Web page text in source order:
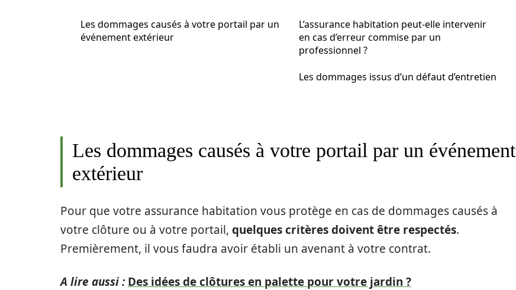
Les dommages causés à votre portail par un
événement extérieur
L’assurance habitation peut-elle intervenir
en cas d’erreur commise par un
professionnel ?
Les dommages issus d’un défaut d’entretien
Les dommages causés à votre portail par un événement
extérieur
Pour que votre assurance habitation vous protège en cas de dommages causés à
votre clôture ou à votre portail, quelques critères doivent être respectés.
Premièrement, il vous faudra avoir établi un avenant à votre contrat.
A lire aussi : Des idées de clôtures en palette pour votre jardin ?